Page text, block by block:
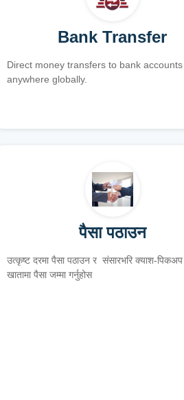
Bank Transfer
Direct money transfers to bank accounts
anywhere globally.
पैसा पठाउन
उत्कृष्ट दरमा पैसा पठाउन र संसारभरि क्याश-
खातामा पैसा जम्मा गर्नुहोस